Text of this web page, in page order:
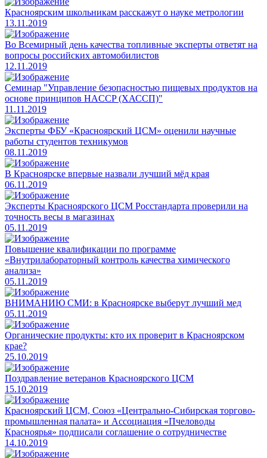
Красноярским школьникам расскажут о науке метрологии
13.11.2019
Во Всемирный день качества топливные эксперты ответят на
вопросы российских автомобилистов
12.11.2019
Семинар "Управление безопасностью пищевых продуктов на
основе принципов HACCP (ХАССП)"
11.11.2019
Эксперты ФБУ «Красноярский ЦСМ» оценили научные
работы студентов техникумов
08.11.2019
В Красноярске впервые назвали лучший мёд края
06.11.2019
Эксперты Красноярского ЦСМ Росстандарта проверили на
точность весы в магазинах
05.11.2019
Повышение квалификации по программе
«Внутрилабораторный контроль качества химического
анализа»
05.11.2019
ВНИМАНИЮ СМИ: в Красноярске выберут лучший мед
05.11.2019
Органические продукты: кто их проверит в Красноярском
крае?
25.10.2019
Поздравление ветеранов Красноярского ЦСМ
15.10.2019
Красноярский ЦСМ, Союз «Центрально-Сибирская торгово-
промышленная палата» и Ассоциация «Пчеловоды
Красноярья» подписали соглашение о сотрудничестве
14.10.2019